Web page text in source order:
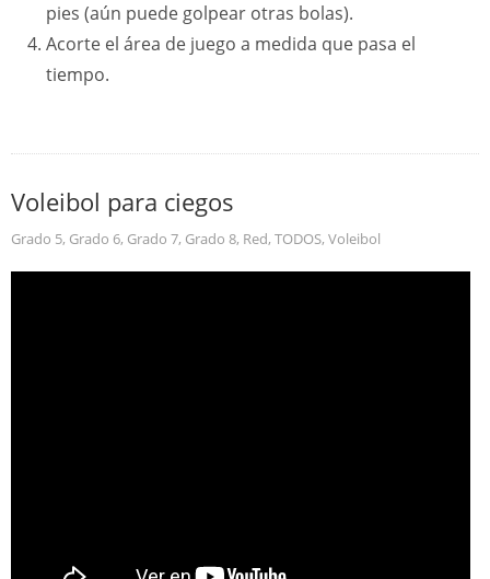
pies (aún puede golpear otras bolas).
Acorte el área de juego a medida que pasa el
tiempo.
Voleibol para ciegos
Grado 5, Grado 6, Grado 7, Grado 8, Red, TODOS, Voleibol